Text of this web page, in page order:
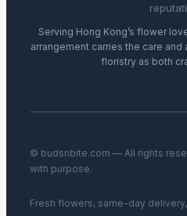
Serving Hong Kong’s flower
arrangement carries the care
floristry as both
© budsnbite.com — All rights
with purpose.
Fresh flowers, same-day